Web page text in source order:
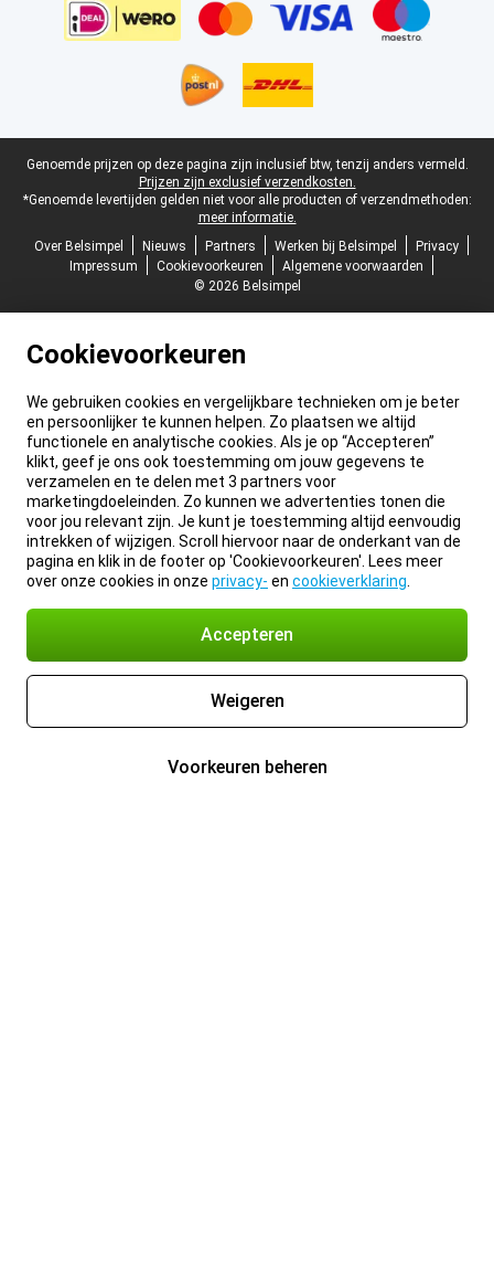
Juridische voettekst
Genoemde prijzen op deze pagina zijn inclusief btw, tenzij anders vermeld.
Prijzen zijn exclusief verzendkosten.
*Genoemde levertijden gelden niet voor alle producten of verzendmethoden:
meer informatie.
Over Belsimpel
Nieuws Partners Werken bij Belsimpel
Privacy
Impressum
Cookievoorkeuren
Algemene voorwaarden
© 2026 Belsimpel
Cookievoorkeuren
We gebruiken cookies en vergelijkbare technieken om je beter
en persoonlijker te kunnen helpen. Zo plaatsen we altijd
functionele en analytische cookies. Als je op “Accepteren”
klikt, geef je ons ook toestemming om jouw gegevens te
verzamelen en te delen met 3 partners voor
marketingdoeleinden. Zo kunnen we advertenties tonen die
voor jou relevant zijn. Je kunt je toestemming altijd eenvoudig
intrekken of wijzigen. Scroll hiervoor naar de onderkant van de
pagina en klik in de footer op 'Cookievoorkeuren'. Lees meer
over onze cookies in onze privacy- en cookieverklaring
Accepteren
Weigeren
Voorkeuren beheren